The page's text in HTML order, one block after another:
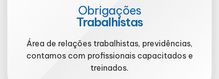
Obrigações
Trabalhistas
Área de relações trabalhistas, previdências,
contamos com profissionais capacitados e
treinados.